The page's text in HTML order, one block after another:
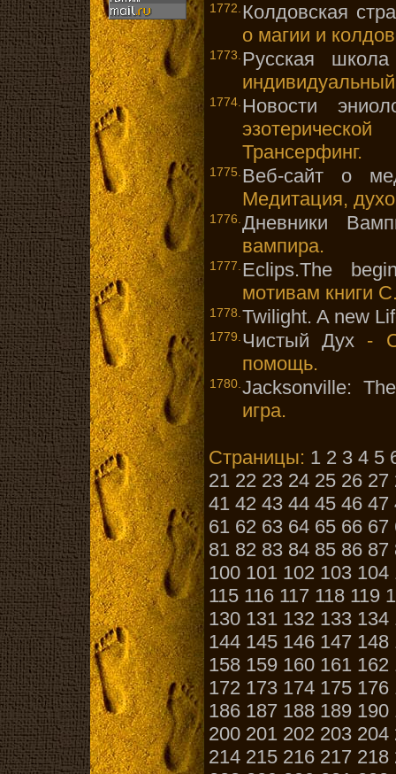
1772. Колдовская
о магии и
1773. Русская школа
1774. Новости
Трансерфинг.
1775. Веб-сайт о
Медитация,
1776. Дневники
вампира.
1777. Eclips.The
мотивам книги
1778. Twilight. A new
1779. Чистый Дух -
помощь.
1780. Jacksonville:
игра.
Страницы: 1 2 3 4 5
21 22 23 24 25 26 27
41 42 43 44 45 46 47
61 62 63 64 65 66 67
81 82 83 84 85 86 87
100 101 102 103 104
115 116 117 118 119
130 131 132 133 134
144 145 146 147 148
158 159 160 161 162
172 173 174 175 176
186 187 188 189 190
200 201 202 203 204
214 215 216 217 218